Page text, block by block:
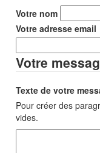
Votre nom
Votre adresse email
Votre
Texte de votre
Pour créer des
vides.